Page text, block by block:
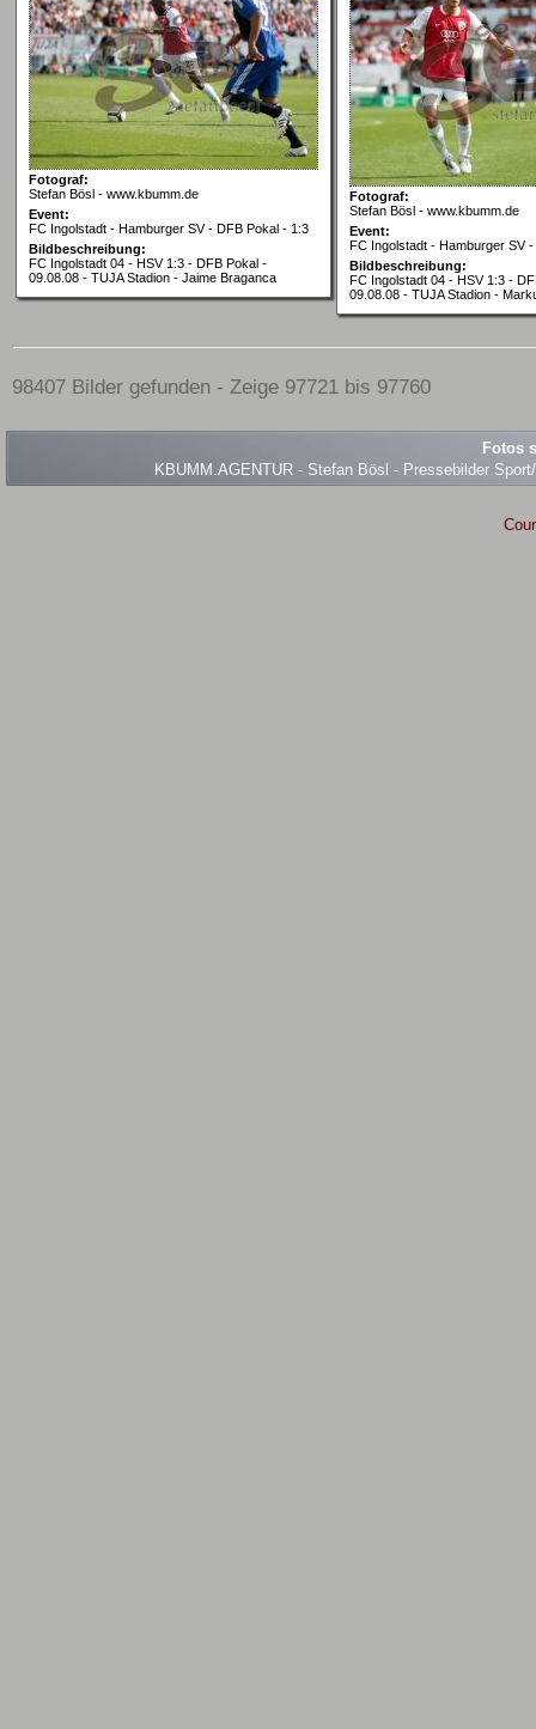
Fotograf:
Stefan Bösl - www.kbumm.de
Event:
FC Ingolstadt - Hamburger SV - DFB Pokal - 1:3
Bildbeschreibung:
FC Ingolstadt 04 - HSV 1:3 - DFB Pokal -
09.08.08 - TUJA Stadion - Jaime Braganca
Fotograf:
Stefan Bösl - www.kbumm.de
Event:
FC Ingolstadt - Hamburger SV
Bildbeschreibung:
FC Ingolstadt 04 - HSV 1:3 -
09.08.08 - TUJA Stadion -
98407 Bilder gefunden - Zeige 97721 bis 97760
Fotos
KBUMM.AGENTUR - Stefan Bösl - Pressebilder